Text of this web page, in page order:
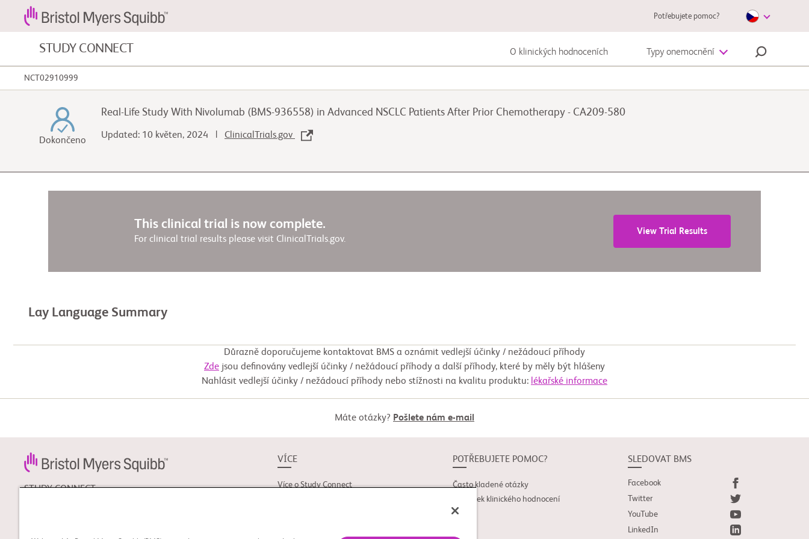
Potřebujete pomoc?
STUDY CONNECT O klinických hodnoceních Typy onemocnění
onemocnění krve
Kardiovaskulární onemocnění
Fibróza
soustavy
NCT02910999
Dokončeno
Real-Life Study With Nivolumab (BMS-936558) in Advanced NSCLC Patients After Prior Chemotherapy - CA209-580
Updated: 10 květen, 2024 | ClinicalTrials.gov
This clinical trial is now complete.
For clinical trial results please visit ClinicalTrials.gov.
View Trial Results
Lay Language Summary
Důrazně doporučujeme kontaktovat BMS a oznámit vedlejší účinky / nežádoucí příhody
Zde jsou definovány vedlejší účinky / nežádoucí příhody a další příhody, které by měly být hlášeny
Nahlásit vedlejší účinky / nežádoucí příhody nebo stížnosti na kvalitu produktu: lékařské informace
Máte otázky? Pošlete nám e-mail
STUDY CONNECT
VÍCE
Více o Study Connect
POTŘEBUJETE POMOC?
Často kladené otázky
Slovníček klinického hodnocení
SLEDOVAT BMS
Facebook
Twitter
YouTube
LinkedIn